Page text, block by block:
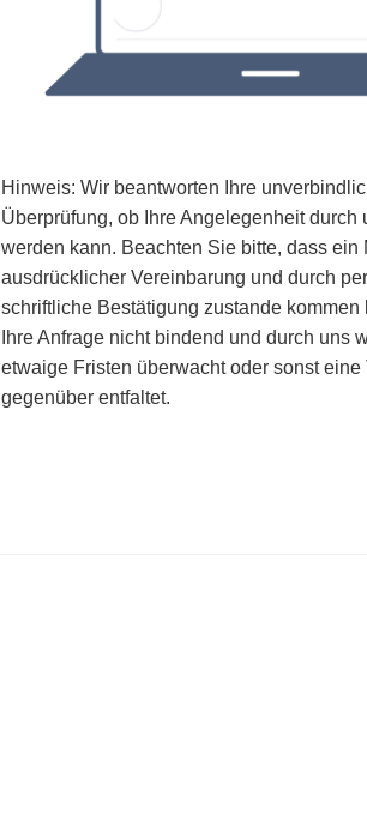
Hinweis: Wir beantworten Ihre
Überprüfung, ob Ihre Angelegenheit durch
werden kann. Beachten Sie bitte, dass ein
ausdrücklicher Vereinbarung und durch
schriftliche Bestätigung zustande kommen
Ihre Anfrage nicht bindend und durch uns
etwaige Fristen überwacht oder sonst eine
gegenüber entfaltet.